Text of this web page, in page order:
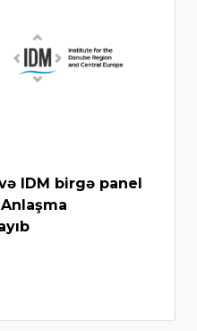
IDM birgə panel